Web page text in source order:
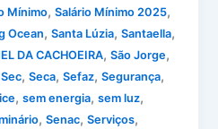
Mínimo,Salário Mínimo 2025,
Ocean,Santa Lúzia,Santaella,
DA CACHOEIRA,São Jorge,
Sec,Seca,Sefaz,Segurança,
,sem energia,sem luz,
,Senac,Serviços,